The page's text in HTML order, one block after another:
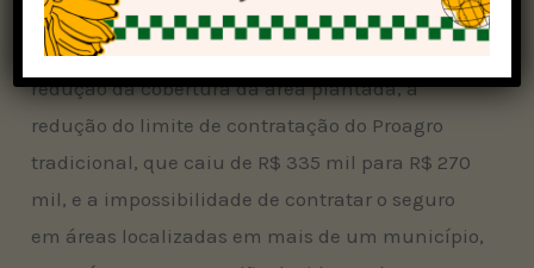
As críticas se concentram em diferentes pontos:
o aumento das alíquotas do seguro agrícola,
redução da cobertura da área plantada, a
redução do limite de contratação do Proagro
tradicional, que caiu de R$ 335 mil para R$ 270
mil, e a impossibilidade de contratar o seguro
em áreas localizadas em mais de um município,